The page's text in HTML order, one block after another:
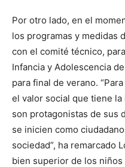
Por otro lado, en el
los programas y medidas
con el comité técnico,
Infancia y Adolescencia
para final de verano.
el valor social que tiene
son protagonistas de sus
se inicien como
sociedad”, ha remarcado
bien superior de los niños